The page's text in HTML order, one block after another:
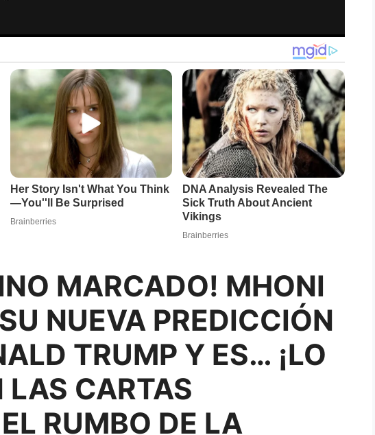
MARCADO! MHONI
NUEVA PREDICCIÓN
TRUMP Y ES… ¡LO
LAS CARTAS
RUMBO DE LA